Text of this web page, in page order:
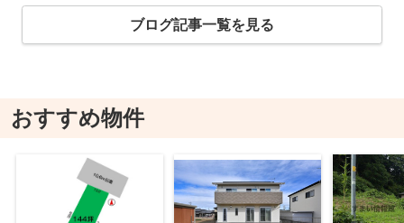
ブログ記事一覧を見る
おすすめ物件